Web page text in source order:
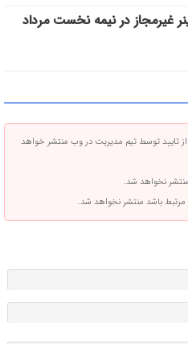
تایید توسط تیم مدیریت در وب منتشر خواهد
نخواهد شد.
مرتبط باشد منتشر نخواهد شد.